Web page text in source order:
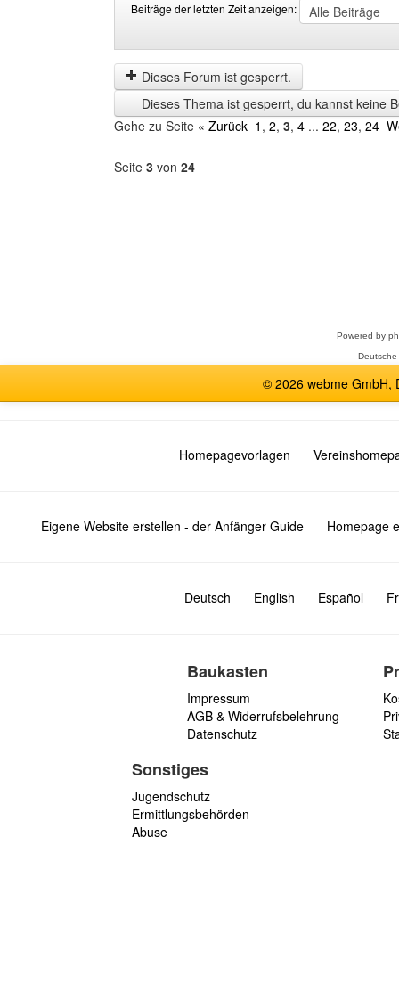
Beiträge der letzten Zeit anzeigen:
der
letzten
Zeit
anzeigen
by
Dieses Forum ist gesperrt.
Dieses Thema ist gesperrt, du kannst keine
Gehe zu Seite « Zurück 1 , 2, 3, 4 ... 22, 23, 24
Seite 3 von 24
Powered by
© 2026 webme GmbH,
Homepagevorlagen
Eigene Website erstellen - der Anfänger Guide Homepage
Deutsch English Español
Baukasten
Impressum
AGB & Widerrufsbelehrung
Datenschutz
Sonstiges
Jugendschutz
Ermittlungsbehörden
Abuse